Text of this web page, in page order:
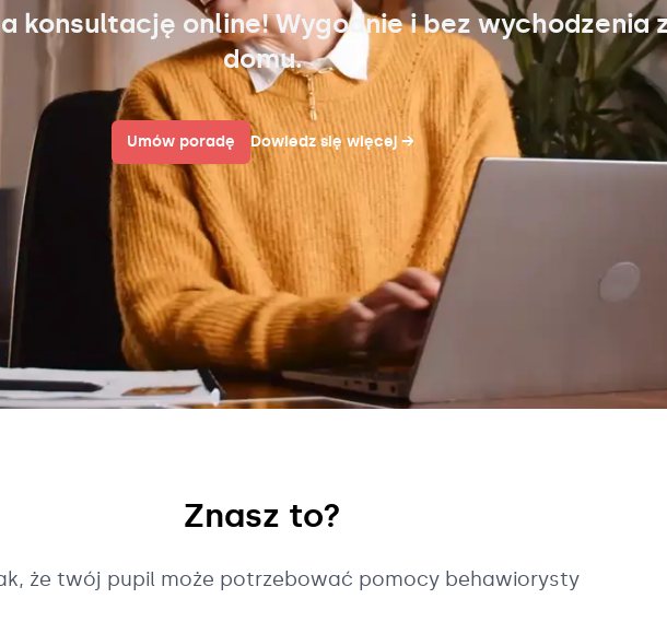
konsultację online! Wygodnie i bez wychodzenia
domu.
Umów poradę Dowiedz się więcej →
Znasz to?
że twój pupil może potrzebować pomocy behawiorysty